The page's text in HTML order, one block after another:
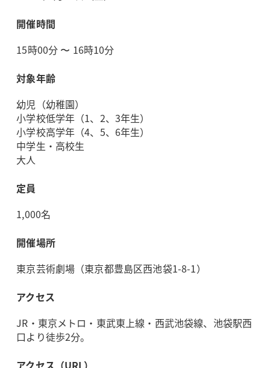
開催時間
15時00分 〜 16時10分
対象年齢
幼児（幼稚園）
小学校低学年（1、2、3年生）
小学校高学年（4、5、6年生）
中学生・高校生
大人
定員
1,000名
開催場所
東京芸術劇場（東京都豊島区西池袋1-8-1）
アクセス
JR・東京メトロ・東武東上線・西武池袋線、池袋駅西
口より徒歩2分。
アクセス（URL）